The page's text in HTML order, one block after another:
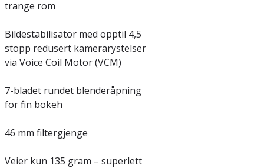
trange rom
Bildestabilisator med opptil 4,5
stopp redusert kamerarystelser
via Voice Coil Motor (VCM)
7-bladet rundet blenderåpning
for fin bokeh
46 mm filtergjenge
Veier kun 135 gram – superlett